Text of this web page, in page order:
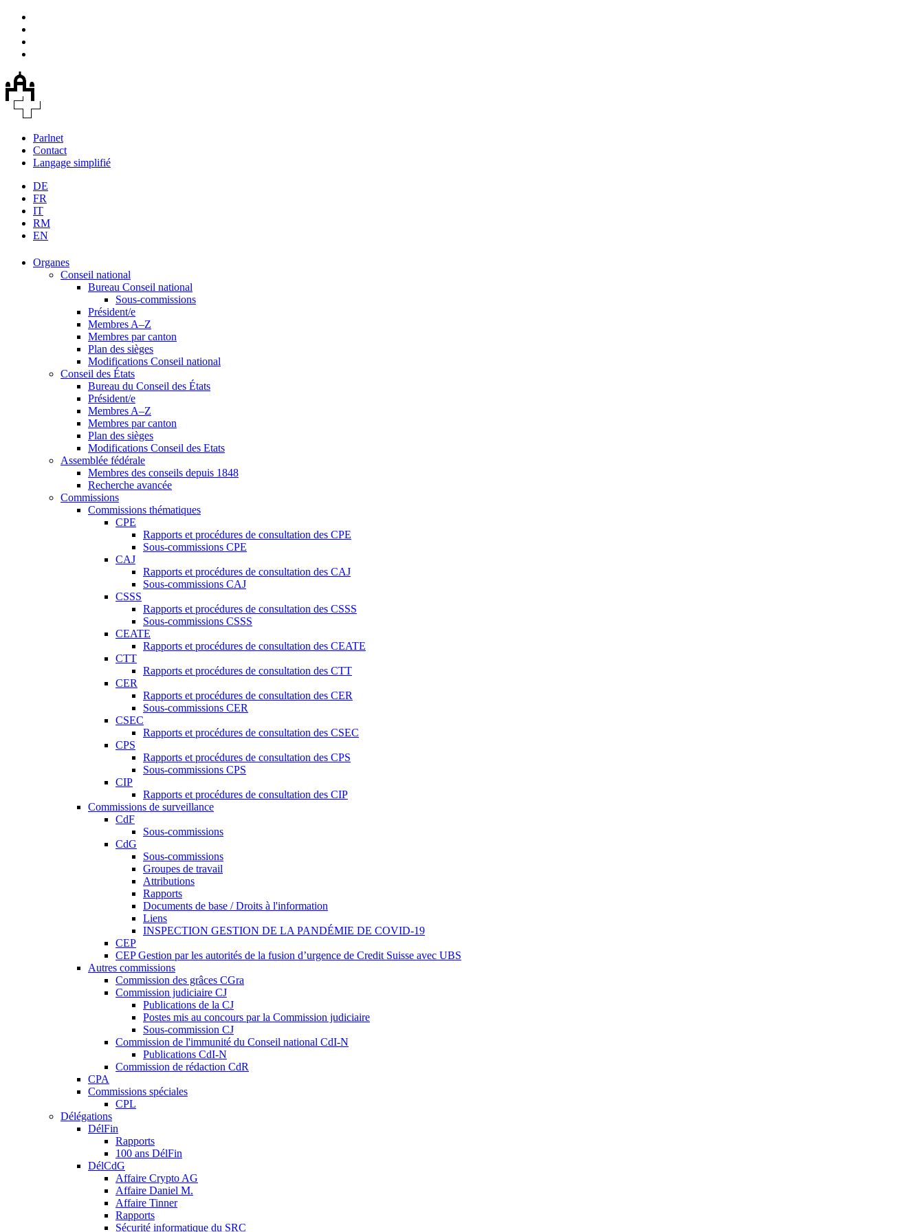
Parlnet
Contact
Langage simplifié
DE
FR
IT
RM
EN
Organes
Conseil national
Bureau Conseil national
Sous-commissions
Président/e
Membres A–Z
Membres par canton
Plan des sièges
Modifications Conseil national
Conseil des États
Bureau du Conseil des États
Président/e
Membres A–Z
Membres par canton
Plan des sièges
Modifications Conseil des Etats
Assemblée fédérale
Membres des conseils depuis 1848
Recherche avancée
Commissions
Commissions thématiques
CPE
Rapports et procédures de consultation des CPE
Sous-commissions CPE
CAJ
Rapports et procédures de consultation des CAJ
Sous-commissions CAJ
CSSS
Rapports et procédures de consultation des CSSS
Sous-commissions CSSS
CEATE
Rapports et procédures de consultation des CEATE
CTT
Rapports et procédures de consultation des CTT
CER
Rapports et procédures de consultation des CER
Sous-commissions CER
CSEC
Rapports et procédures de consultation des CSEC
CPS
Rapports et procédures de consultation des CPS
Sous-commissions CPS
CIP
Rapports et procédures de consultation des CIP
Commissions de surveillance
CdF
Sous-commissions
CdG
Sous-commissions
Groupes de travail
Attributions
Rapports
Documents de base / Droits à l'information
Liens
INSPECTION GESTION DE LA PANDÉMIE DE COVID-19
CEP
CEP Gestion par les autorités de la fusion d’urgence de Credit Suisse avec UBS
Autres commissions
Commission des grâces CGra
Commission judiciaire CJ
Publications de la CJ
Postes mis au concours par la Commission judiciaire
Sous-commission CJ
Commission de l'immunité du Conseil national CdI-N
Publications CdI-N
Commission de rédaction CdR
CPA
Commissions spéciales
CPL
Délégations
DélFin
Rapports
100 ans DélFin
DélCdG
Affaire Crypto AG
Affaire Daniel M.
Affaire Tinner
Rapports
Sécurité informatique du SRC